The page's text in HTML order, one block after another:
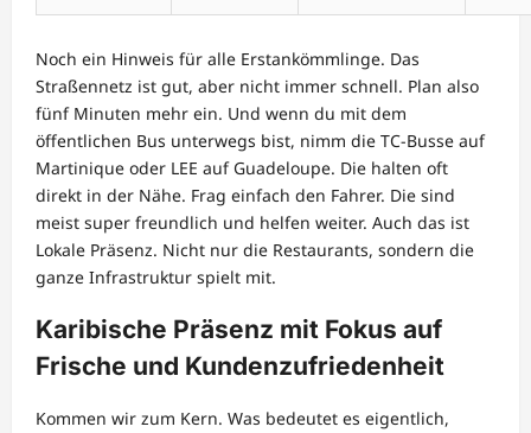
Noch ein Hinweis für alle Erstankömmlinge. Das
Straßennetz ist gut, aber nicht immer schnell. Plan also
fünf Minuten mehr ein. Und wenn du mit dem
öffentlichen Bus unterwegs bist, nimm die TC-Busse auf
Martinique oder LEE auf Guadeloupe. Die halten oft
direkt in der Nähe. Frag einfach den Fahrer. Die sind
meist super freundlich und helfen weiter. Auch das ist
Lokale Präsenz. Nicht nur die Restaurants, sondern die
ganze Infrastruktur spielt mit.
Karibische Präsenz mit Fokus auf
Frische und Kundenzufriedenheit
Kommen wir zum Kern. Was bedeutet es eigentlich,